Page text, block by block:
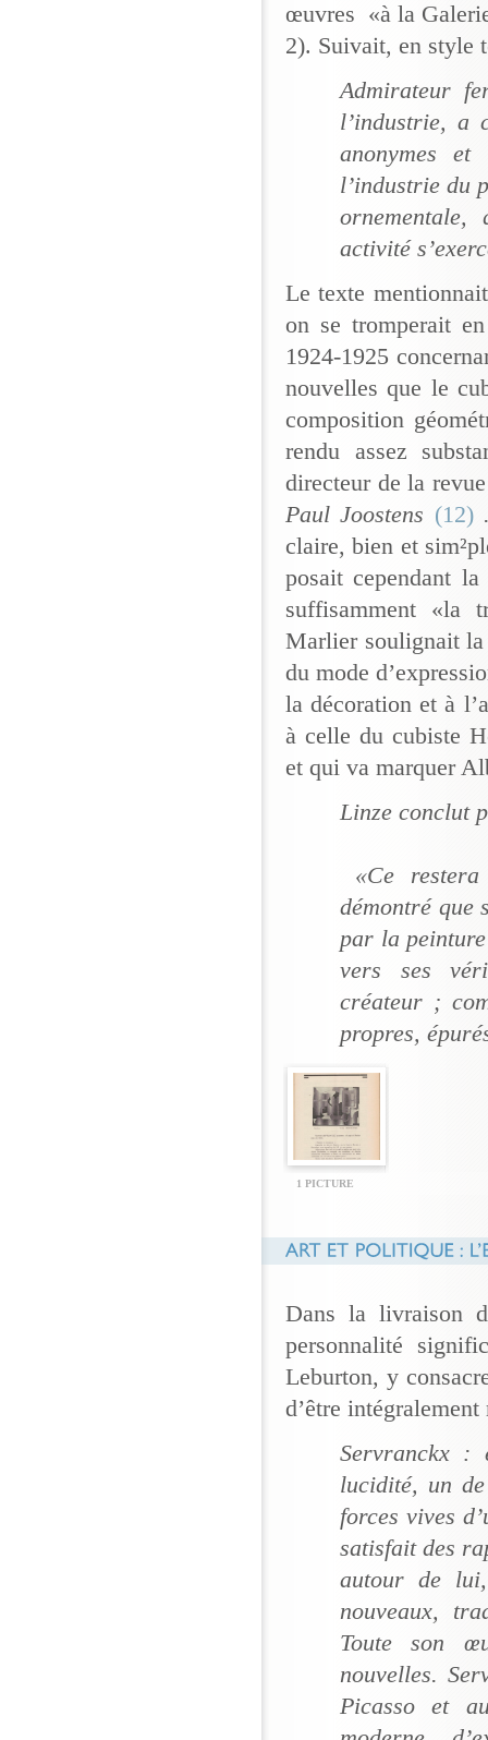
œuvres «à la
2). Suivait, en style
Admirateur
l’industrie, a
anonymes et
l’industrie du
activité
Le texte
on se tromperait
1924-1925
nouvelles que le
composition
rendu assez
directeur de la
Paul Joostens (12)
claire, bien et
posait cependant
suffisamment «la
Marlier soulignait la
du mode
la décoration et à
à celle du cubiste
et qui va marquer
Linze conclut
«Ce restera
démontré que
par la
vers ses
créateur ;
propres,
1 PICTURE
Dans la livraison
personnalité
Leburton, y
d’être
Servranckx :
lucidité, un
forces vives
satisfait des
autour de
nouveaux,
Toute son
nouvelles.
Picasso et